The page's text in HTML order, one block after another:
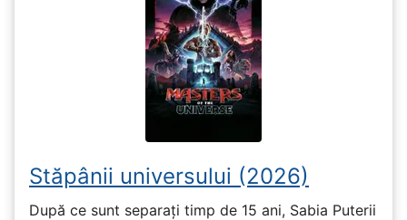
Stăpânii universului (2026)
După ce sunt separați timp de 15 ani, Sabia Puterii